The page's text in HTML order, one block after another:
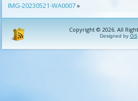
IMG-20230521-WA0007»
Copyright © 2026. All
Designed by GS